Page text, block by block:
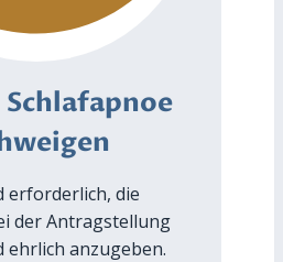
n
erforderlich, die
der Antragstellung
ehrlich anzugeben.